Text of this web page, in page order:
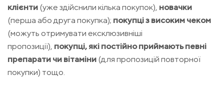
клієнти (уже здійснили кілька покупок), новачки
(перша або друга покупка); покупці з високим чеком
(можуть отримувати ексклюзивніші
пропозиції), покупці, які постійно приймають певні
препарати чи вітаміни (для пропозицій повторної
покупки) тощо.